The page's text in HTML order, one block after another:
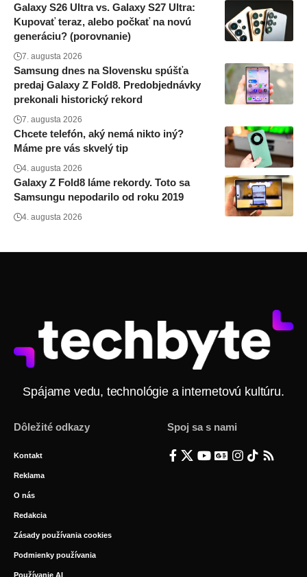
Galaxy S26 Ultra vs. Galaxy S27 Ultra:
Kupovať teraz, alebo počkať na novú
generáciu? (porovnanie)
7. augusta 2026
Samsung dnes na Slovensku spúšťa
predaj Galaxy Z Fold8. Predobjednávky
prekonali historický rekord
7. augusta 2026
Chcete telefón, aký nemá nikto iný?
Máme pre vás skvelý tip
4. augusta 2026
Galaxy Z Fold8 láme rekordy. Toto sa
Samsungu nepodarilo od roku 2019
4. augusta 2026
Spájame vedu, technológie a internetovú kultúru.
Dôležité odkazy
Kontakt
Reklama
O nás
Redakcia
Zásady používania cookies
Podmienky používania
Používanie AI
Spoj sa s nami